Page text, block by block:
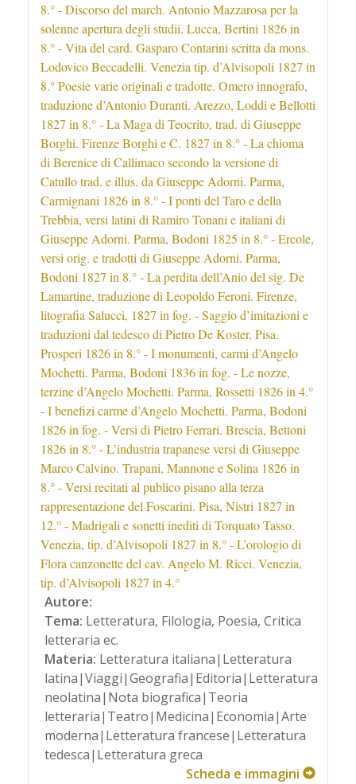
8.° - Discorso del march. Antonio Mazzarosa per la
solenne apertura degli studii. Lucca, Bertini 1826 in
8.° - Vita del card. Gasparo Contarini scritta da mons.
Lodovico Beccadelli. Venezia tip. d’Alvisopoli 1827 in
8.° Poesie varie originali e tradotte. Omero innografo,
traduzione d’Antonio Duranti. Arezzo, Loddi e Bellotti
1827 in 8.° - La Maga di Teocrito, trad. di Giuseppe
Borghi. Firenze Borghi e C. 1827 in 8.° - La chioma
di Berenice di Callimaco secondo la versione di
Catullo trad. e illus. da Giuseppe Adorni. Parma,
Carmignani 1826 in 8.° - I ponti del Taro e della
Trebbia, versi latini di Ramiro Tonani e italiani di
Giuseppe Adorni. Parma, Bodoni 1825 in 8.° - Ercole,
versi orig. e tradotti di Giuseppe Adorni. Parma,
Bodoni 1827 in 8.° - La perdita dell’Anio del sig. De
Lamartine, traduzione di Leopoldo Feroni. Firenze,
litografia Salucci, 1827 in fog. - Saggio d’imitazioni e
traduzioni dal tedesco di Pietro De Koster, Pisa.
Prosperi 1826 in 8.° - I monumenti, carmi d’Angelo
Mochetti. Parma, Bodoni 1836 in fog. - Le nozze,
terzine d’Angelo Mochetti. Parma, Rossetti 1826 in 4.°
- I benefizi carme d’Angelo Mochetti. Parma, Bodoni
1826 in fog. - Versi di Pietro Ferrari. Brescia, Bettoni
1826 in 8.° - L’industria trapanese versi di Giuseppe
Marco Calvino. Trapani, Mannone e Solina 1826 in
8.° - Versi recitati al publico pisano alla terza
rappresentazione del Foscarini. Pisa, Nistri 1827 in
12.° - Madrigali e sonetti inediti di Torquato Tasso.
Venezia, tip. d’Alvisopoli 1827 in 8.° - L’orologio di
Flora canzonette del cav. Angelo M. Ricci. Venezia,
tip. d’Alvisopoli 1827 in 4.°
Autore:
Tema: Letteratura, Filologia, Poesia, Critica
letteraria ec.
Materia: Letteratura italiana|Letteratura
latina|Viaggi|Geografia|Editoria|Letteratura
neolatina|Nota biografica|Teoria
letteraria|Teatro|Medicina|Economia|Arte
moderna|Letteratura francese|Letteratura
tedesca|Letteratura greca
Scheda e immagini